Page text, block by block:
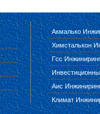
Акмалько
Химсталькон
Гсс Инжиниринг
Аис
Климат